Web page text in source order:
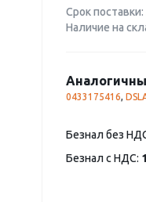
Срок
Наличие на
0433175416,
Безнал без
Безнал с НДС: